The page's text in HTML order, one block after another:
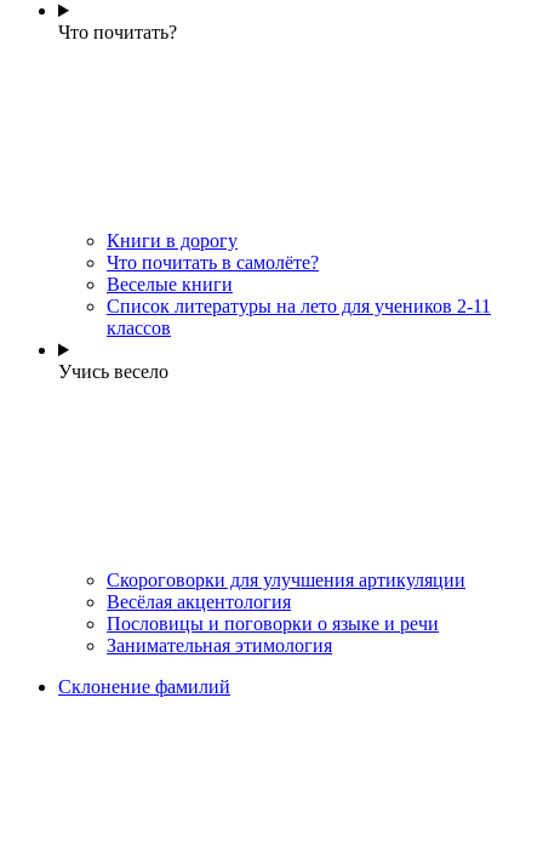
Что почитать?
Книги в дорогу
Что почитать в самолёте?
Веселые книги
Cписок литературы на лето для учеников 2-11
классов
Учись весело
Скороговорки для улучшения артикуляции
Весёлая акцентология
Пословицы и поговорки о языке и речи
Занимательная этимология
Склонение фамилий